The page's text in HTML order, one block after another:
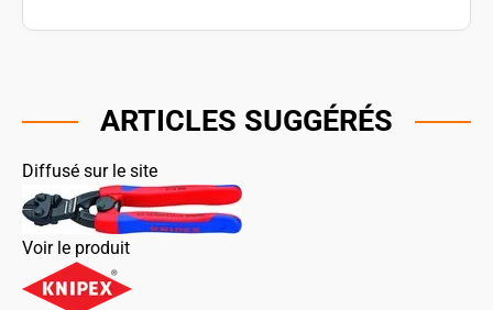
ARTICLES SUGGÉRÉS
Diffusé sur le site
Voir le produit